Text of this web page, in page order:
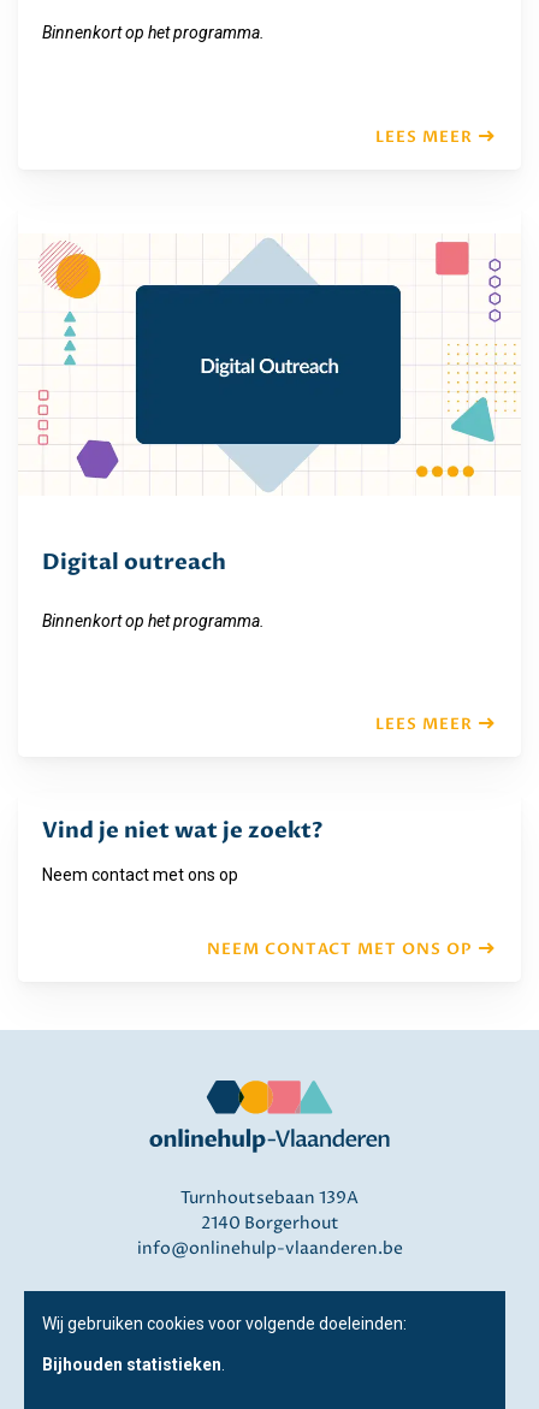
Binnenkort op het programma.
LEES MEER
Digital outreach
Binnenkort op het programma.
LEES MEER
Vind je niet wat je zoekt?
Neem contact met ons op
NEEM CONTACT MET ONS OP
Turnhoutsebaan 139A
2140 Borgerhout
info@onlinehulp-vlaanderen.be
Wij gebruiken cookies voor volgende doeleinden:
Bijhouden statistieken